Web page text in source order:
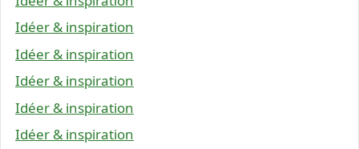
Idéer & inspiration
Idéer & inspiration
Idéer & inspiration
Idéer & inspiration
Idéer & inspiration